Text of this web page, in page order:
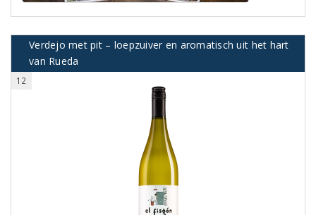
Verdejo met pit – loepzuiver en aromatisch uit het hart
van Rueda
12